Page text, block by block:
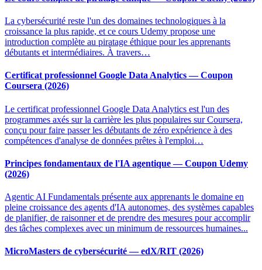
La cybersécurité reste l'un des domaines technologiques à la
croissance la plus rapide, et ce cours Udemy propose une
introduction complète au piratage éthique pour les apprenants
débutants et intermédiaires. À travers…
Certificat professionnel Google Data Analytics — Coupon
Coursera (2026)
Le certificat professionnel Google Data Analytics est l'un des
programmes axés sur la carrière les plus populaires sur Coursera,
conçu pour faire passer les débutants de zéro expérience à des
compétences d'analyse de données prêtes à l'emploi…
Principes fondamentaux de l'IA agentique — Coupon Udemy
(2026)
Agentic AI Fundamentals présente aux apprenants le domaine en
pleine croissance des agents d'IA autonomes, des systèmes capables
de planifier, de raisonner et de prendre des mesures pour accomplir
des tâches complexes avec un minimum de ressources humaines...
MicroMasters de cybersécurité — edX/RIT (2026)